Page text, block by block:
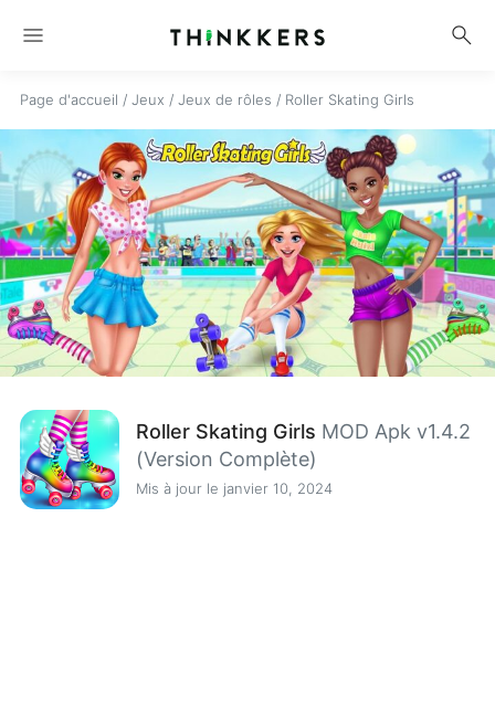
menu search
Page d'accueil / Jeux / Jeux de rôles / Roller Skating Girls
Roller Skating Girls MOD Apk v1.4.2
(Version Complète)
Mis à jour le janvier 10, 2024